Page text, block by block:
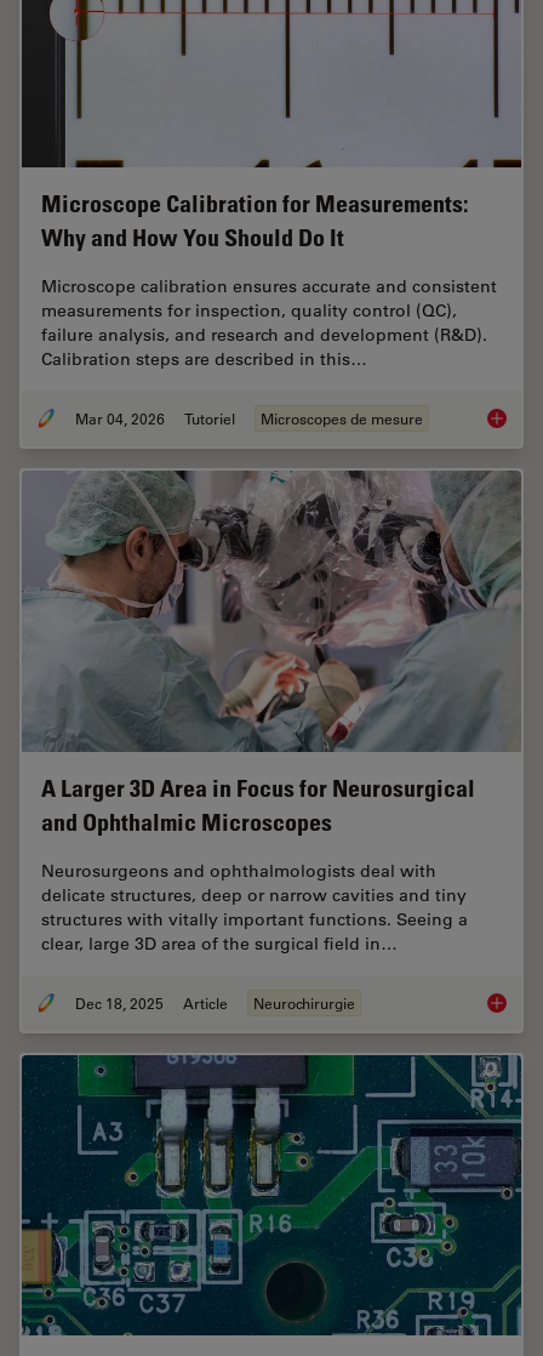
Microscope Calibration for Measurements:
Why and How You Should Do It
Microscope calibration ensures accurate and consistent
measurements for inspection, quality control (QC),
failure analysis, and research and development (R&D).
Calibration steps are described in this…
Mar 04, 2026 Tutoriel Microscopes de mesure
A Larger 3D Area in Focus for Neurosurgical
and Ophthalmic Microscopes
Neurosurgeons and ophthalmologists deal with
delicate structures, deep or narrow cavities and tiny
structures with vitally important functions. Seeing a
clear, large 3D area of the surgical field in…
Dec 18, 2025 Article Neurochirurgie A